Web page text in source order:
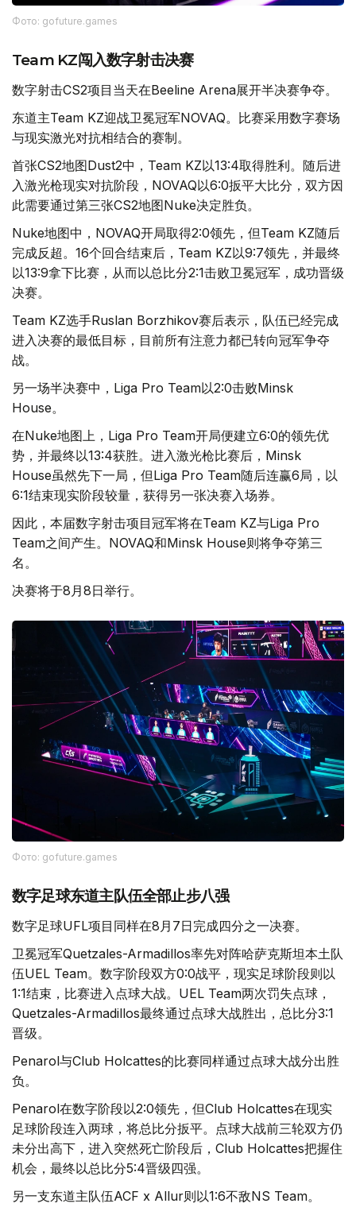
Фото: gofuture.games
Team KZ闯入数字射击决赛
数字射击CS2项目当天在Beeline Arena展开半决赛争夺。
东道主Team KZ迎战卫冕冠军NOVAQ。比赛采用数字赛场
与现实激光对抗相结合的赛制。
首张CS2地图Dust2中，Team KZ以13:4取得胜利。随后进
入激光枪现实对抗阶段，NOVAQ以6:0扳平大比分，双方因
此需要通过第三张CS2地图Nuke决定胜负。
Nuke地图中，NOVAQ开局取得2:0领先，但Team KZ随后
完成反超。16个回合结束后，Team KZ以9:7领先，并最终
以13:9拿下比赛，从而以总比分2:1击败卫冕冠军，成功晋级
决赛。
Team KZ选手Ruslan Borzhikov赛后表示，队伍已经完成
进入决赛的最低目标，目前所有注意力都已转向冠军争夺
战。
另一场半决赛中，Liga Pro Team以2:0击败Minsk
House。
在Nuke地图上，Liga Pro Team开局便建立6:0的领先优
势，并最终以13:4获胜。进入激光枪比赛后，Minsk
House虽然先下一局，但Liga Pro Team随后连赢6局，以
6:1结束现实阶段较量，获得另一张决赛入场券。
因此，本届数字射击项目冠军将在Team KZ与Liga Pro
Team之间产生。NOVAQ和Minsk House则将争夺第三
名。
决赛将于8月8日举行。
Фото: gofuture.games
数字足球东道主队伍全部止步八强
数字足球UFL项目同样在8月7日完成四分之一决赛。
卫冕冠军Quetzales-Armadillos率先对阵哈萨克斯坦本土队
伍UEL Team。数字阶段双方0:0战平，现实足球阶段则以
1:1结束，比赛进入点球大战。UEL Team两次罚失点球，
Quetzales-Armadillos最终通过点球大战胜出，总比分3:1
晋级。
Penarol与Club Holcattes的比赛同样通过点球大战分出胜
负。
Penarol在数字阶段以2:0领先，但Club Holcattes在现实
足球阶段连入两球，将总比分扳平。点球大战前三轮双方仍
未分出高下，进入突然死亡阶段后，Club Holcattes把握住
机会，最终以总比分5:4晋级四强。
另一支东道主队伍ACF x Allur则以1:6不敌NS Team。